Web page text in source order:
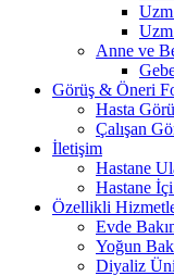
Anne ve
Görüş & Öneri
Hasta
Çalışan
İletişim
Hastane
Hastane
Özellikli
Evde
Yoğun
Diyaliz